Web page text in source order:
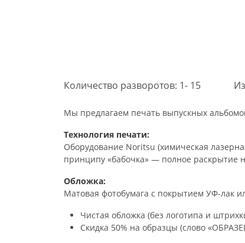
Количество разворотов: 1- 15
Мы предлагаем печать выпускных
Технология печати:
Оборудование Noritsu (химическая
принципу «бабочка» — полное раскрытие
Обложка:
Матовая фотобумага с покрытием УФ-лак
Чистая обложка (без логотипа и
Скидка 50% на образцы (слово